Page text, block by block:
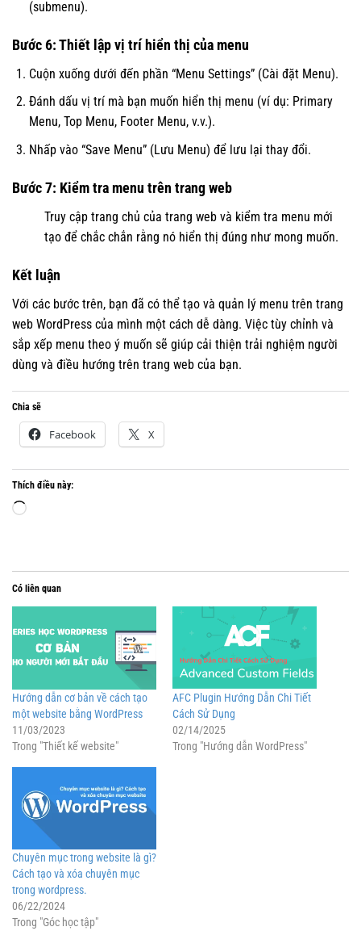
(submenu).
Bước 6: Thiết lập vị trí hiển thị của menu
Cuộn xuống dưới đến phần “Menu Settings” (Cài đặt Menu).
Đánh dấu vị trí mà bạn muốn hiển thị menu (ví dụ: Primary
Menu, Top Menu, Footer Menu, v.v.).
Nhấp vào “Save Menu” (Lưu Menu) để lưu lại thay đổi.
Bước 7: Kiểm tra menu trên trang web
Truy cập trang chủ của trang web và kiểm tra menu mới
tạo để chắc chắn rằng nó hiển thị đúng như mong muốn.
Kết luận
Với các bước trên, bạn đã có thể tạo và quản lý menu trên trang
web WordPress của mình một cách dễ dàng. Việc tùy chỉnh và
sắp xếp menu theo ý muốn sẽ giúp cải thiện trải nghiệm người
dùng và điều hướng trên trang web của bạn.
Chia sẽ
Facebook X
Thích điều này:
Đang
Có liên quan
Hướng dẫn cơ bản về cách tạo
một website bằng WordPress
11/03/2023
Trong "Thiết kế website"
AFC Plugin Hướng Dẫn Chi Tiết
Cách Sử Dụng
02/14/2025
Trong "Hướng dẫn WordPress"
Chuyên mục trong website là gì?
Cách tạo và xóa chuyên mục
trong wordpress.
06/22/2024
Trong "Góc học tập"